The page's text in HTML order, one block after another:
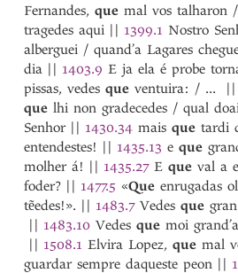
Fernandes,que mal vos talharon /
tragedes aqui || 1399.1 Nostro
alberguei / quand’a Lagares
dia || 1403.9 E ja ela é probe
pissas, vedesque ventuira: / ... ||
que lhi non gradecedes / qual
Senhor || 1430.34 maisque tardi
entendestes! || 1435.13 eque
molher á! || 1435.27Eque val a
foder? || 1477.5 «Que enrugadas
tẽedes!». || 1483.7Vedesque
|| 1483.10 Vedesque moi
|| 1508.1 Elvira Lopez,que mal
guardar sempre daqueste peon ||